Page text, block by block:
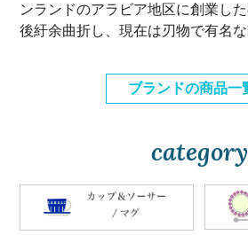
ンランドのアラビア地区に創業し
後紆余曲折し、現在は刃物で有名な
ブランドの商品一
category